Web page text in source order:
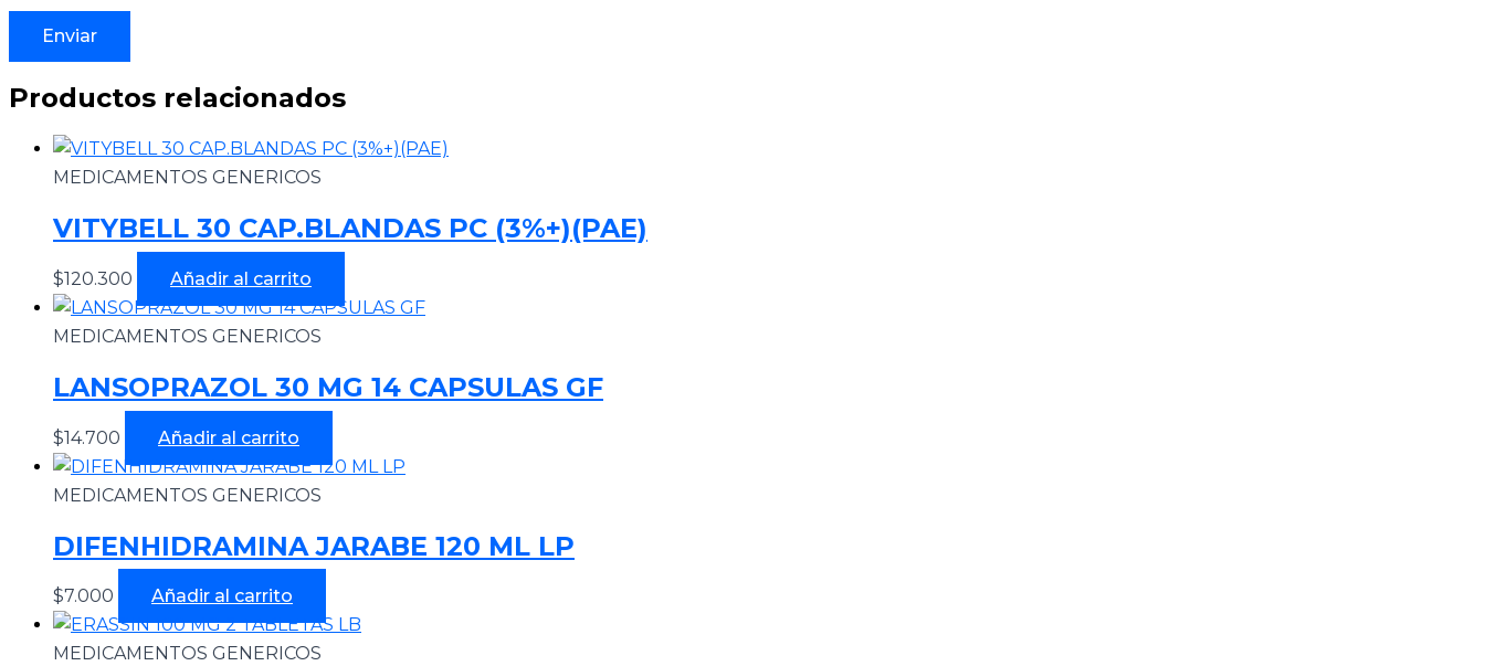
Productos relacionados
MEDICAMENTOS GENERICOS
VITYBELL 30 CAP.BLANDAS PC (3%+)(PAE)
$120.300 Añadir al carrito
MEDICAMENTOS GENERICOS
LANSOPRAZOL 30 MG 14 CAPSULAS GF
$14.700 Añadir al carrito
MEDICAMENTOS GENERICOS
DIFENHIDRAMINA JARABE 120 ML LP
$7.000 Añadir al carrito
MEDICAMENTOS GENERICOS